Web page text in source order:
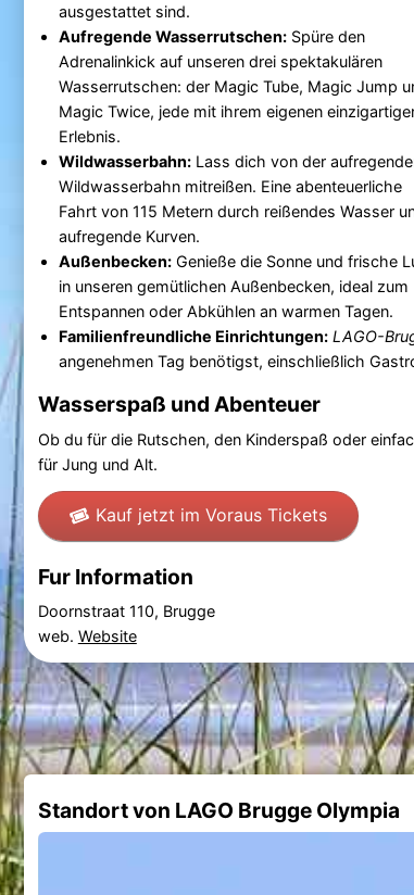
ausgestattet sind.
Aufregende Wasserrutschen:Spüre den
Adrenalinkick auf unseren drei spektakulären
Wasserrutschen: der Magic Tube, Magic Jump
Magic Twice, jede mit ihrem eigenen
Erlebnis.
Wildwasserbahn:Lass dich von der
Wildwasserbahn mitreißen. Eine abenteuerliche
Fahrt von 115 Metern durch reißendes Wasser
aufregende Kurven.
Außenbecken:Genieße die Sonne und frische
in unseren gemütlichen Außenbecken, ideal zum
Entspannen oder Abkühlen an warmen Tagen.
Familienfreundliche Einrichtungen: LAGO-
angenehmen Tag benötigst, einschließlich
Wasserspaß und Abenteuer
Ob du für die Rutschen, den Kinderspaß oder
für Jung und Alt.
Kauf jetzt im Voraus Tickets
Fur Information
Doornstraat 110, Brugge
web. Website
Standort von LAGO Brugge Olympia